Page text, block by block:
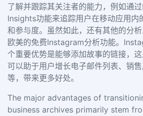
了解并跟踪其关注者的能力，例如通
Insights功能来追踪用户在移动应用内
和参与度。虽然如此，还有其他的分
欧美的免费Instagram分析功能。
个重要优势是能够添加故事的链接，这
可以助于用户增长电子邮件列表、销
等，带来更多好处。
The major advantages of
business archives primarily stem